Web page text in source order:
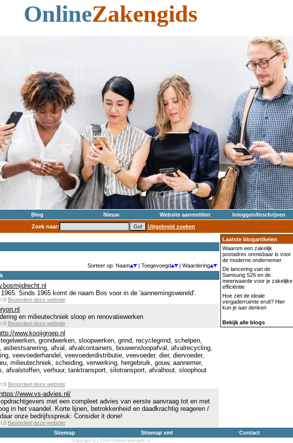
OnlineZakengids
Blog Nieuw Website aanmelden
Inloggen/Inschrijven
Zoek naar:
Uitgebreid zoeken
Sorteer op: Naam | Toegevoegd
| Waardering
Sinds 1965 komt de naam Bos voor in de 'aannemingswereld'.
Beoordeel deze website
en milieutechniek sloop en renovatiewerken
Beoordeel deze website
www.kooijgroep.nl
grondwerken, sloopwerken, grind, recyclegrind, schelpen,
asbestsanering, afval, afvalcontainers, bouwensloopafval, afvalrecycling,
veevoederhandel, veevoederdistributie, veevoeder, dier, diervoeder,
milieutechniek, scheiding, verwerking, hergebruik, gouw, aannemer,
afvalstoffen, verhuur, tanktransport, silotransport, afvalhout, sloophout
Beoordeel deze website
www.vs-advies.nl/
met een compleet advies van eerste aanvraag tot en met
in het vaandel. Korte lijnen, betrokkenheid en daadkrachtig reageren /
onze bedrijfsspreuk: Consider it done!
Beoordeel deze website
Laatste blogartikelen
Waarom een zakelijk
postadres onmisbaar is voor
de moderne ondernemer
De lancering van de
Samsung S26 en de
meerwaarde voor je zakelijke
efficiëntie
Hoe ziet de ideale
vergaderruimte eruit? Hier
kun je aan denken
Bekijk alle blogs
Sitemap Sitemap xml Contact
Copyright (c) 2026 OnlineZakengids.nl